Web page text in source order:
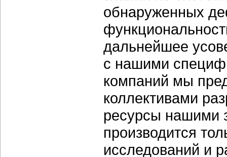
обнаруженных
дальнейшее
с нашими
компаний мы
коллективами
ресурсы нашими
производится
исследований и